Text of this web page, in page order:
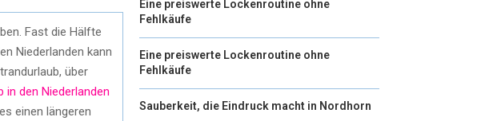
Fast die Hälfte
Niederlanden kann
über
in den Niederlanden
einen längeren
Eine preiswerte Lockenroutine ohne
Fehlkäufe
Eine preiswerte Lockenroutine ohne
Fehlkäufe
Sauberkeit, die Eindruck macht in Nordhorn